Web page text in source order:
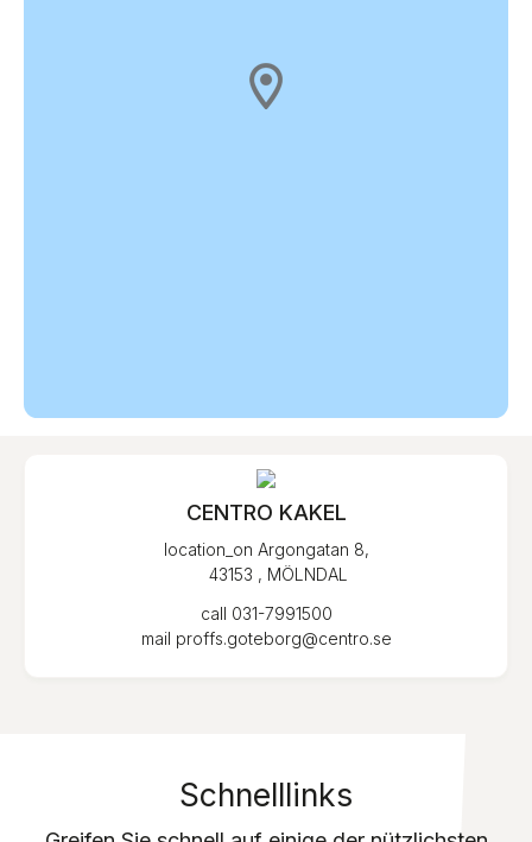
CENTRO KAKEL
location_on Argongatan 8,
43153 , MÖLNDAL
call 031-7991500
mail proffs.goteborg@centro.se
Schnelllinks